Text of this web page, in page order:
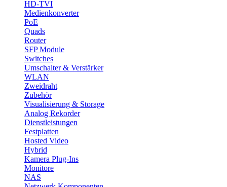
HD-TVI
Medienkonverter
PoE
Quads
Router
SFP Module
Switches
Umschalter & Verstärker
WLAN
Zweidraht
Zubehör
Visualisierung & Storage
Analog Rekorder
Dienstleistungen
Festplatten
Hosted Video
Hybrid
Kamera Plug-Ins
Monitore
NAS